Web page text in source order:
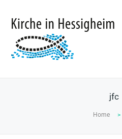
jfc
Home >